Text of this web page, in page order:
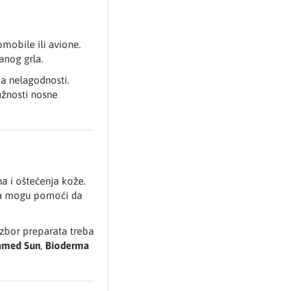
ili avione.
grla.
nelagodnosti.
nosne
i oštećenja kože.
mogu pomoći da
preparata treba
Sun, Bioderma